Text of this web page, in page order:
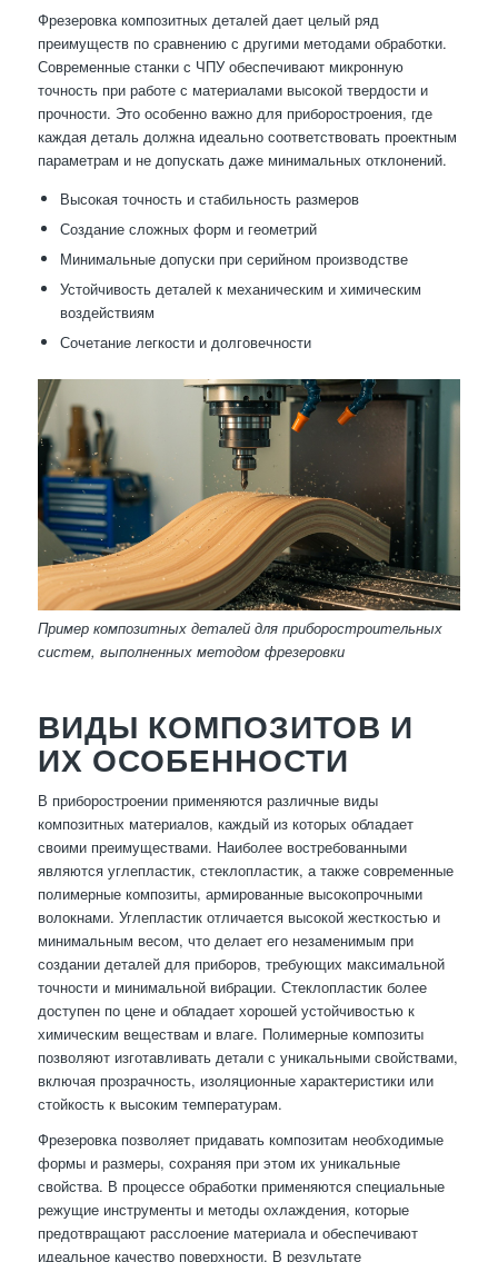
Фрезеровка композитных деталей дает целый ряд
преимуществ по сравнению с другими методами обработки.
Современные станки с ЧПУ обеспечивают микронную
точность при работе с материалами высокой твердости и
прочности. Это особенно важно для приборостроения, где
каждая деталь должна идеально соответствовать проектным
параметрам и не допускать даже минимальных отклонений.
Высокая точность и стабильность размеров
Создание сложных форм и геометрий
Минимальные допуски при серийном производстве
Устойчивость деталей к механическим и химическим
воздействиям
Сочетание легкости и долговечности
Пример композитных деталей для приборостроительных
систем, выполненных методом фрезеровки
ВИДЫ КОМПОЗИТОВ И
ИХ ОСОБЕННОСТИ
В приборостроении применяются различные виды
композитных материалов, каждый из которых обладает
своими преимуществами. Наиболее востребованными
являются углепластик, стеклопластик, а также современные
полимерные композиты, армированные высокопрочными
волокнами. Углепластик отличается высокой жесткостью и
минимальным весом, что делает его незаменимым при
создании деталей для приборов, требующих максимальной
точности и минимальной вибрации. Стеклопластик более
доступен по цене и обладает хорошей устойчивостью к
химическим веществам и влаге. Полимерные композиты
позволяют изготавливать детали с уникальными свойствами,
включая прозрачность, изоляционные характеристики или
стойкость к высоким температурам.
Фрезеровка позволяет придавать композитам необходимые
формы и размеры, сохраняя при этом их уникальные
свойства. В процессе обработки применяются специальные
режущие инструменты и методы охлаждения, которые
предотвращают расслоение материала и обеспечивают
идеальное качество поверхности. В результате